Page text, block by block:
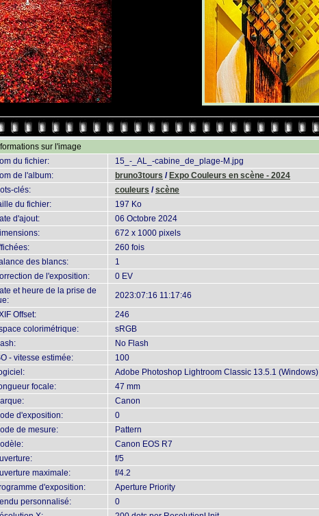
sur l'image
du fichier:
15_-_AL_-cabine_de_plage-M.jpg
de l'album:
bruno3tours / Expo Couleurs en scène - 2024
clés:
couleurs /scène
du fichier:
197 Ko
d'ajout:
06 Octobre 2024
672 x 1000 pixels
260 fois
des blancs:
1
de l'exposition:
0 EV
et heure de la prise de
2023:07:16 11:17:46
Offset:
246
colorimétrique:
sRGB
No Flash
- vitesse estimée:
100
Adobe Photoshop Lightroom Classic 13.5.1 (Windows)
focale:
47 mm
Canon
d'exposition:
0
de mesure:
Pattern
Canon EOS R7
f/5
maximale:
f/4.2
d'exposition:
Aperture Priority
personnalisé:
0